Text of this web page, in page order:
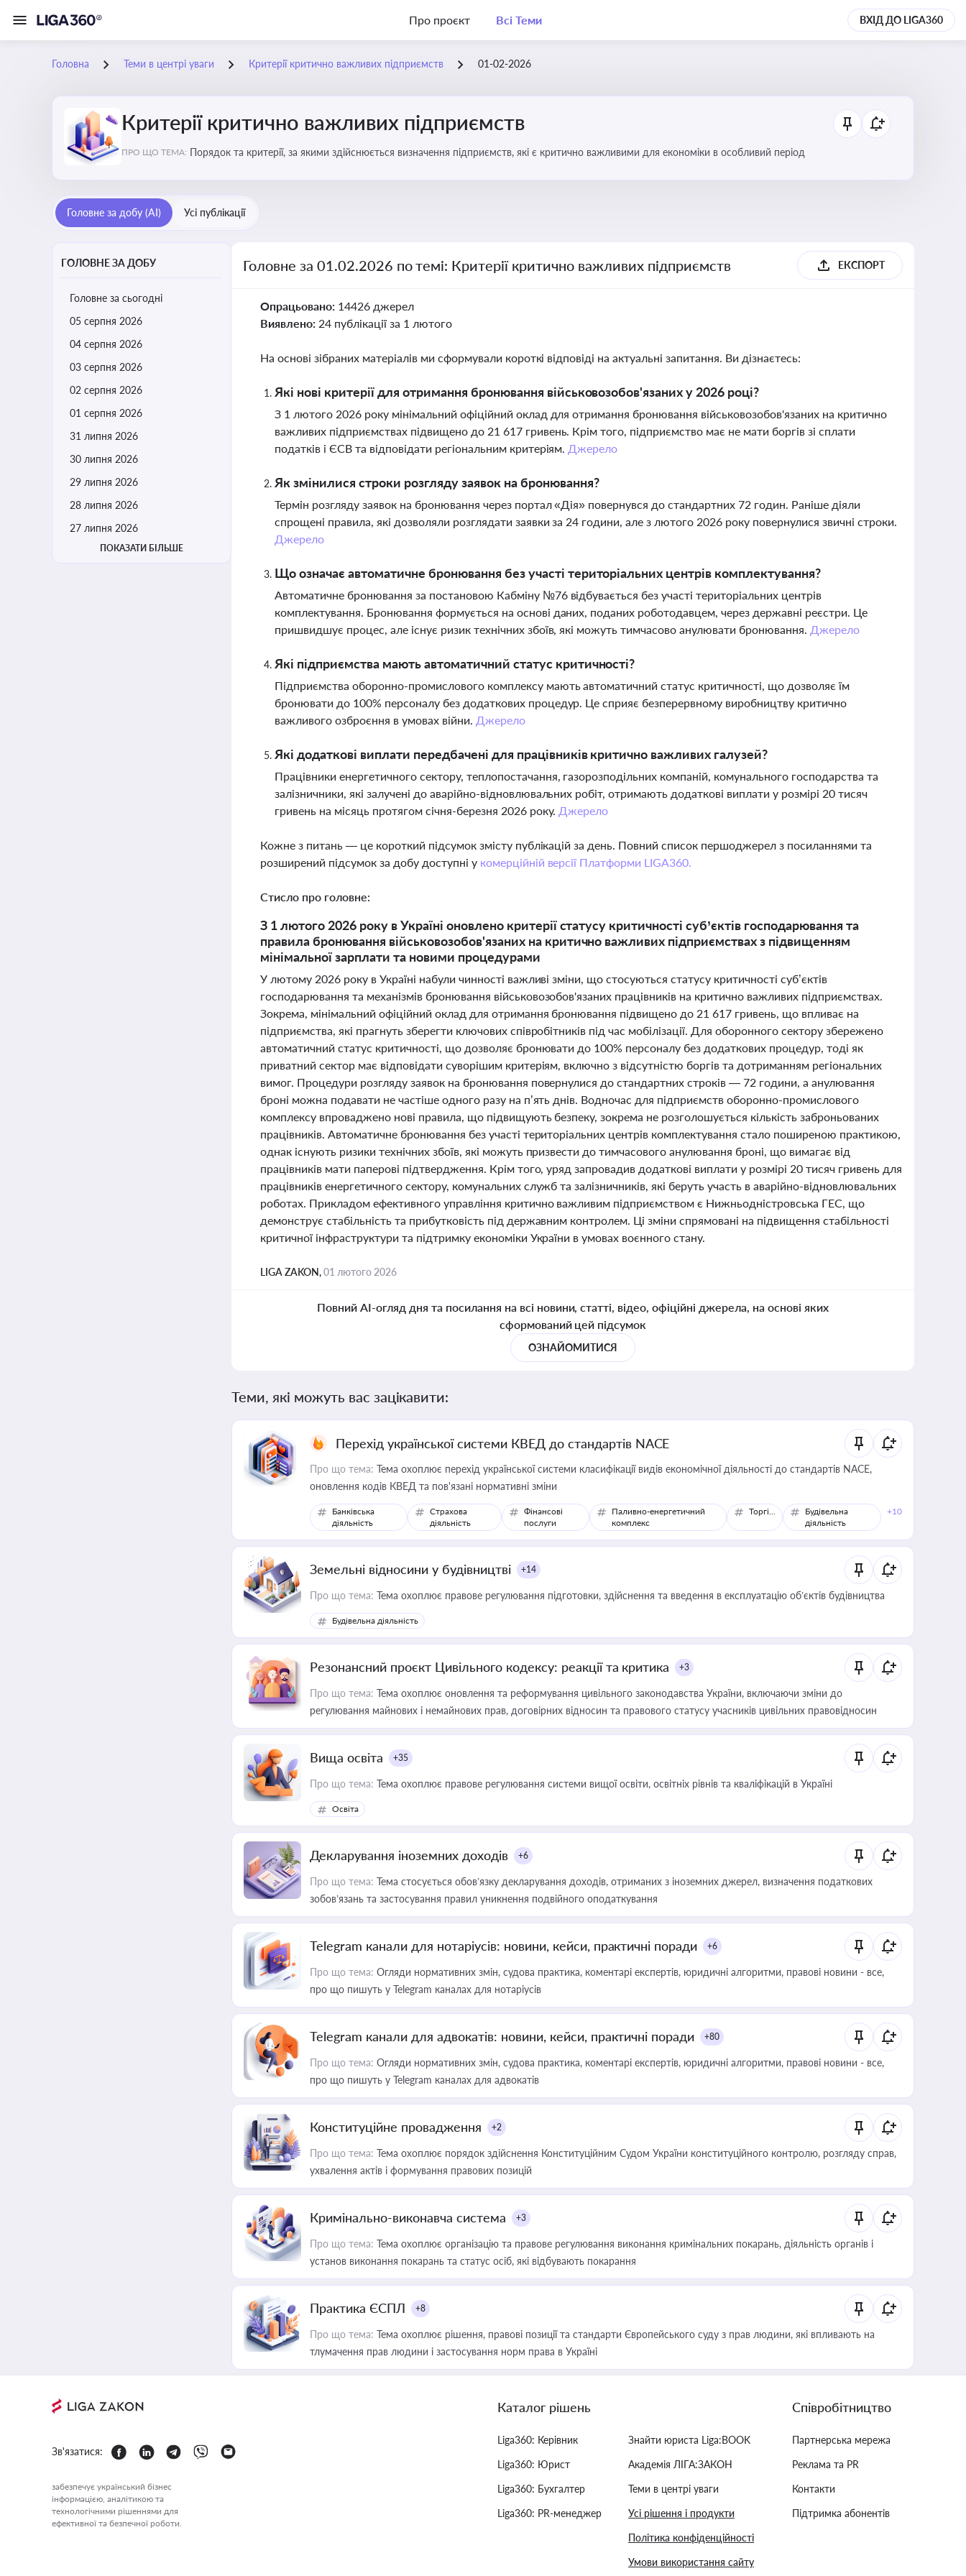
Про проєкт Всі Теми ВХІД ДО LIGA360
Головна Теми в центрі уваги Критерії критично важливих підприємств 01-02-2026
Критерії критично важливих підприємств
ПРО ЩО ТЕМА: Порядок та критерії, за якими здійснюється визначення підприємств, які є критично важливими для економіки в особливий період
Головне за добу (AI) Усі публікації
ГОЛОВНЕ ЗА ДОБУ
Головне за сьогодні
05 серпня 2026
04 серпня 2026
03 серпня 2026
02 серпня 2026
01 серпня 2026
31 липня 2026
30 липня 2026
29 липня 2026
28 липня 2026
27 липня 2026
ПОКАЗАТИ БІЛЬШЕ
Головне за 01.02.2026 по темі: Критерії критично важливих підприємств ЕКСПОРТ
Опрацьовано: 14426 джерел
Виявлено: 24 публікації за 1 лютого
На основі зібраних матеріалів ми сформували короткі відповіді на актуальні запитання. Ви дізнаєтесь:
Які нові критерії для отримання бронювання військовозобов'язаних у 2026 році?
З 1 лютого 2026 року мінімальний офіційний оклад для отримання бронювання військовозобов'язаних на критично
важливих підприємствах підвищено до 21 617 гривень. Крім того, підприємство має не мати боргів зі сплати
податків і ЄСВ та відповідати регіональним критеріям. Джерело
Як змінилися строки розгляду заявок на бронювання?
Термін розгляду заявок на бронювання через портал «Дія» повернувся до стандартних 72 годин. Раніше діяли
спрощені правила, які дозволяли розглядати заявки за 24 години, але з лютого 2026 року повернулися звичні строки.
Джерело
Що означає автоматичне бронювання без участі територіальних центрів комплектування?
Автоматичне бронювання за постановою Кабміну №76 відбувається без участі територіальних центрів
комплектування. Бронювання формується на основі даних, поданих роботодавцем, через державні реєстри. Це
пришвидшує процес, але існує ризик технічних збоїв, які можуть тимчасово анулювати бронювання. Джерело
Які підприємства мають автоматичний статус критичності?
Підприємства оборонно-промислового комплексу мають автоматичний статус критичності, що дозволяє їм
бронювати до 100% персоналу без додаткових процедур. Це сприяє безперервному виробництву критично
важливого озброєння в умовах війни. Джерело
Які додаткові виплати передбачені для працівників критично важливих галузей?
Працівники енергетичного сектору, теплопостачання, газорозподільних компаній, комунального господарства та
залізничники, які залучені до аварійно-відновлювальних робіт, отримають додаткові виплати у розмірі 20 тисяч
гривень на місяць протягом січня-березня 2026 року. Джерело
Кожне з питань — це короткий підсумок змісту публікацій за день. Повний список першоджерел з посиланнями та
розширений підсумок за добу доступні у комерційній версії Платформи LIGA360.
Стисло про головне:
З 1 лютого 2026 року в Україні оновлено критерії статусу критичності суб’єктів господарювання та
правила бронювання військовозобов'язаних на критично важливих підприємствах з підвищенням
мінімальної зарплати та новими процедурами
У лютому 2026 року в Україні набули чинності важливі зміни, що стосуються статусу критичності суб’єктів
господарювання та механізмів бронювання військовозобов'язаних працівників на критично важливих підприємствах.
Зокрема, мінімальний офіційний оклад для отримання бронювання підвищено до 21 617 гривень, що впливає на
підприємства, які прагнуть зберегти ключових співробітників під час мобілізації. Для оборонного сектору збережено
автоматичний статус критичності, що дозволяє бронювати до 100% персоналу без додаткових процедур, тоді як
приватний сектор має відповідати суворішим критеріям, включно з відсутністю боргів та дотриманням регіональних
вимог. Процедури розгляду заявок на бронювання повернулися до стандартних строків — 72 години, а анулювання
броні можна подавати не частіше одного разу на п’ять днів. Водночас для підприємств оборонно-промислового
комплексу впроваджено нові правила, що підвищують безпеку, зокрема не розголошується кількість заброньованих
працівників. Автоматичне бронювання без участі територіальних центрів комплектування стало поширеною практикою,
однак існують ризики технічних збоїв, які можуть призвести до тимчасового анулювання броні, що вимагає від
працівників мати паперові підтвердження. Крім того, уряд запровадив додаткові виплати у розмірі 20 тисяч гривень для
працівників енергетичного сектору, комунальних служб та залізничників, які беруть участь в аварійно-відновлювальних
роботах. Прикладом ефективного управління критично важливим підприємством є Нижньодністровська ГЕС, що
демонструє стабільність та прибутковість під державним контролем. Ці зміни спрямовані на підвищення стабільності
критичної інфраструктури та підтримку економіки України в умовах воєнного стану.
LIGA ZAKON,01 лютого 2026
Повний AI-огляд дня та посилання на всі новини, статті, відео, офіційні джерела, на основі яких
сформований цей підсумок
ОЗНАЙОМИТИСЯ
Теми, які можуть вас зацікавити:
Перехід української системи КВЕД до стандартів NACE
Про що тема: Тема охоплює перехід української системи класифікації видів економічної діяльності до стандартів NACE,
оновлення кодів КВЕД та пов'язані нормативні зміни
Банківська
діяльність
Страхова
діяльність
Фінансові
послуги
Паливно-енергетичний
комплекс
Торгівля
Будівельна
діяльність
+10
Земельні відносини у будівництві +14
Про що тема: Тема охоплює правове регулювання підготовки, здійснення та введення в експлуатацію об’єктів будівництва
Будівельна діяльність
Резонансний проєкт Цивільного кодексу: реакції та критика +3
Про що тема: Тема охоплює оновлення та реформування цивільного законодавства України, включаючи зміни до
регулювання майнових і немайнових прав, договірних відносин та правового статусу учасників цивільних правовідносин
Вища освіта +35
Про що тема: Тема охоплює правове регулювання системи вищої освіти, освітніх рівнів та кваліфікацій в Україні
Освіта
Декларування іноземних доходів +6
Про що тема: Тема стосується обов’язку декларування доходів, отриманих з іноземних джерел, визначення податкових
зобов’язань та застосування правил уникнення подвійного оподаткування
Telegram канали для нотаріусів: новини, кейси, практичні поради +6
Про що тема: Огляди нормативних змін, судова практика, коментарі експертів, юридичні алгоритми, правові новини - все,
про що пишуть у Telegram каналах для нотаріусів
Telegram канали для адвокатів: новини, кейси, практичні поради +80
Про що тема: Огляди нормативних змін, судова практика, коментарі експертів, юридичні алгоритми, правові новини - все,
про що пишуть у Telegram каналах для адвокатів
Конституційне провадження +2
Про що тема: Тема охоплює порядок здійснення Конституційним Судом України конституційного контролю, розгляду справ,
ухвалення актів і формування правових позицій
Кримінально-виконавча система +3
Про що тема: Тема охоплює організацію та правове регулювання виконання кримінальних покарань, діяльність органів і
установ виконання покарань та статус осіб, які відбувають покарання
Практика ЄСПЛ +8
Про що тема: Тема охоплює рішення, правові позиції та стандарти Європейського суду з прав людини, які впливають на
тлумачення прав людини і застосування норм права в Україні
Зв'язатися:
забезпечує український бізнес
інформацією, аналітикою та
технологічними рішеннями для
ефективної та безпечної роботи.
Каталог рішень
Liga360: Керівник
Liga360: Юрист
Liga360: Бухгалтер
Liga360: PR-менеджер
Знайти юриста Liga:BOOK
Академія ЛІГА:ЗАКОН
Теми в центрі уваги
Усі рішення і продукти
Політика конфіденційності
Умови використання сайту
Співробітництво
Партнерська мережа
Реклама та PR
Контакти
Підтримка абонентів